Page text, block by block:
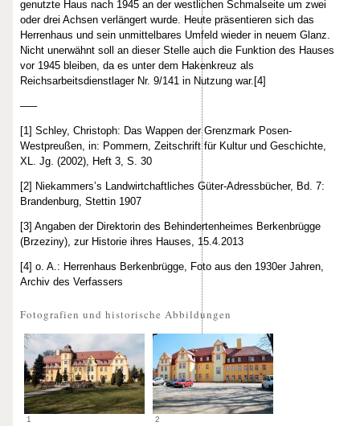
genutzte Haus nach 1945 an der westlichen Schmalseite um zwei
oder drei Achsen verlängert wurde. Heute präsentieren sich das
Herrenhaus und sein unmittelbares Umfeld wieder in neuem Glanz.
Nicht unerwähnt soll an dieser Stelle auch die Funktion des Hauses
vor 1945 bleiben, da es unter dem Hakenkreuz als
Reichsarbeitsdienstlager Nr. 9/141 in Nutzung war.[4]
–––
[1] Schley, Christoph: Das Wappen der Grenzmark Posen-
Westpreußen, in: Pommern, Zeitschrift für Kultur und Geschichte,
XL. Jg. (2002), Heft 3, S. 30
[2] Niekammers’s Landwirtchaftliches Güter-Adressbücher, Bd. 7:
Brandenburg, Stettin 1907
[3] Angaben der Direktorin des Behindertenheimes Berkenbrügge
(Brzeziny), zur Historie ihres Hauses, 15.4.2013
[4] o. A.: Herrenhaus Berkenbrügge, Foto aus den 1930er Jahren,
Archiv des Verfassers
Fotografien und historische Abbildungen
1 2